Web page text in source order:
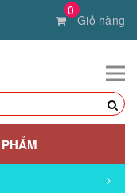
0
Giỏ hàng